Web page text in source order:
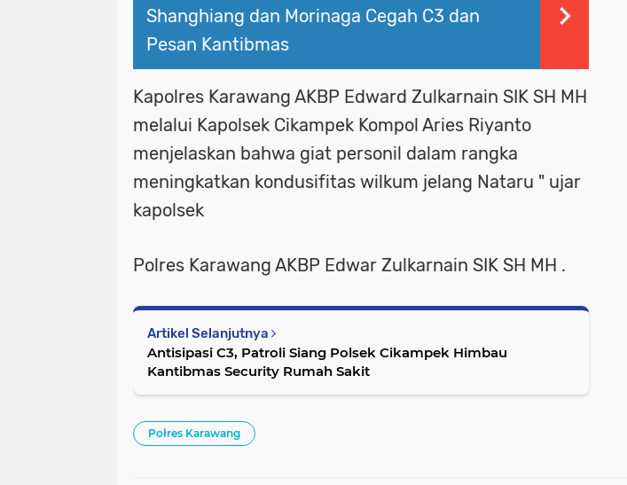
Shanghiang dan Morinaga Cegah C3 dan
Pesan Kantibmas
Kapolres Karawang AKBP Edward Zulkarnain SIK SH MH
melalui Kapolsek Cikampek Kompol Aries Riyanto
menjelaskan bahwa giat personil dalam rangka
meningkatkan kondusifitas wilkum jelang Nataru " ujar
kapolsek
Polres Karawang AKBP Edwar Zulkarnain SIK SH MH .
Artikel Selanjutnya
Antisipasi C3, Patroli Siang Polsek Cikampek Himbau
Kantibmas Security Rumah Sakit
Połres Karawang